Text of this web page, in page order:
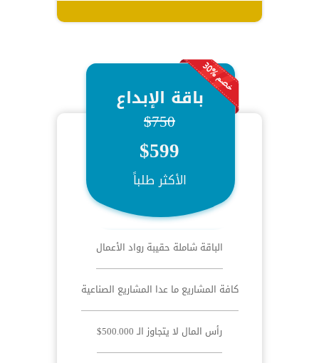
باقة الإبداع
$750
$599
الأكثر طلباً
الباقة شاملة حقيبة رواد الأعمال
كافة المشاريع ما عدا المشاريع الصناعية
رأس المال لا يتجاوز الـ 500.000$